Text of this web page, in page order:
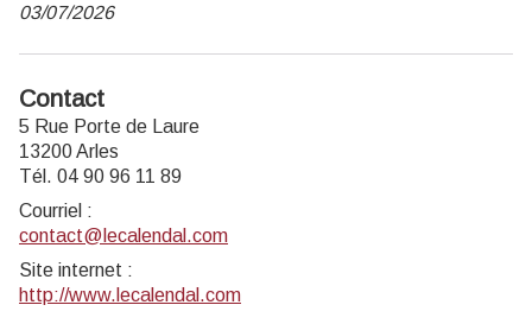
03/07/2026
Contact
5 Rue Porte de Laure
13200 Arles
Tél. 04 90 96 11 89
Courriel :
contact@lecalendal.com
Site internet :
http://www.lecalendal.com